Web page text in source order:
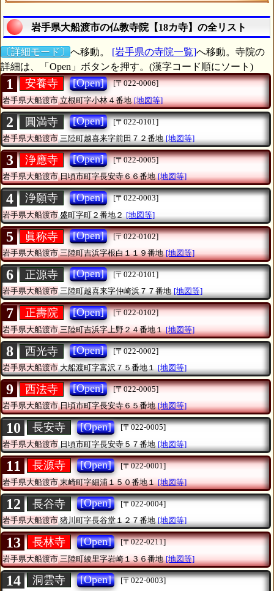
岩手県大船渡市の仏教寺院【18カ寺】の全リスト
〔詳細モード〕 へ移動。 [岩手県の寺院一覧]へ移動。寺院の
詳細は、「Open」ボタンを押す。(漢字コード順にソート)
1 安養寺 [Open]
[〒022-0006]
岩手県大船渡市立根町字小林４番地 [地図等]
2 圓満寺 [Open]
[〒022-0101]
岩手県大船渡市三陸町越喜来字前田７２番地 [地図等]
3 浄應寺 [Open]
[〒022-0005]
岩手県大船渡市日頃市町字長安寺６６番地 [地図等]
4 浄願寺 [Open]
[〒022-0003]
岩手県大船渡市 盛町字町２番地２ [地図等]
5 眞称寺 [Open]
[〒022-0102]
岩手県大船渡市三陸町吉浜字根白１１９番地 [地図等]
6 正源寺 [Open]
[〒022-0101]
岩手県大船渡市三陸町越喜来字仲崎浜７７番地 [地図等]
7 正壽院 [Open]
[〒022-0102]
岩手県大船渡市三陸町吉浜字上野２４番地１ [地図等]
8 西光寺 [Open]
[〒022-0002]
岩手県大船渡市大船渡町字富沢７５番地１ [地図等]
9 西法寺 [Open]
[〒022-0005]
岩手県大船渡市日頃市町字長安寺６５番地 [地図等]
10 長安寺 [Open]
[〒022-0005]
岩手県大船渡市 日頃市町字長安寺５７番地 [地図等]
11 長源寺 [Open]
[〒022-0001]
岩手県大船渡市末崎町字細浦１５０番地１ [地図等]
12 長谷寺 [Open]
[〒022-0004]
岩手県大船渡市猪川町字長谷堂１２７番地 [地図等]
13 長林寺 [Open]
[〒022-0211]
岩手県大船渡市三陸町綾里字岩崎１３６番地 [地図等]
14 洞雲寺 [Open]
[〒022-0003]